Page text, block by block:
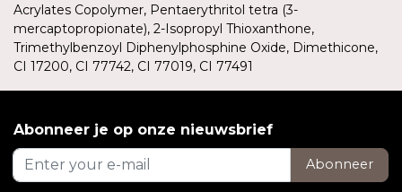
Acrylates Copolymer, Pentaerythritol tetra (3-
mercaptopropionate), 2-Isopropyl Thioxanthone,
Trimethylbenzoyl Diphenylphosphine Oxide, Dimethicone,
CI 17200, CI 77742, CI 77019, CI 77491
Abonneer je op onze nieuwsbrief
Abonneer